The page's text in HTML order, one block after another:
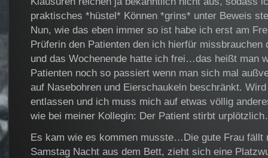
praktisches *hüstel* Können *grins* unter Beweis
Nun, wie das eben immer so ist habe ich erst am
Prüferin den Patienten den ich hierfür missbrauchen
und das Wochenende hatte ich frei…das heißt man
Patienten noch so passiert wenn man sich mal
auf Nasebohren und Eierschaukeln beschränkt.
entlassen und ich muss mich auf etwas völlig
wie bei meiner Kollegin: Der Patient stirbt
Es kam wie es kommen musste…Die gute Frau fällt
Samstag Nacht aus dem Bett, zieht sich eine